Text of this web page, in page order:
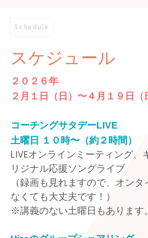
Schedule
スケジュール
２０２６年
２月１日（日）〜４月１９日（
コーチングサタデーLIVE
土曜日 １０時〜（約２時間）
LIVEオンラインミーティング、
リジナル応援ソングライブ
（録画も見れますので、オン
なくても大丈夫です！）
※講義のない土曜日もあります。